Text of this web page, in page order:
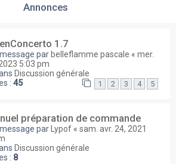
Annonces
1.7
par belleflamme pascale « mer.
5:03 pm
Discussion générale
: 45 1 2 3 4 5
préparation de commande
par Lypof « sam. avr. 24, 2021
Discussion générale
: 8